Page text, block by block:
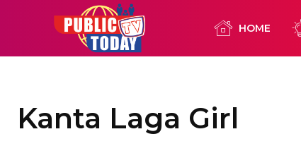
HOME
Kanta Laga Girl